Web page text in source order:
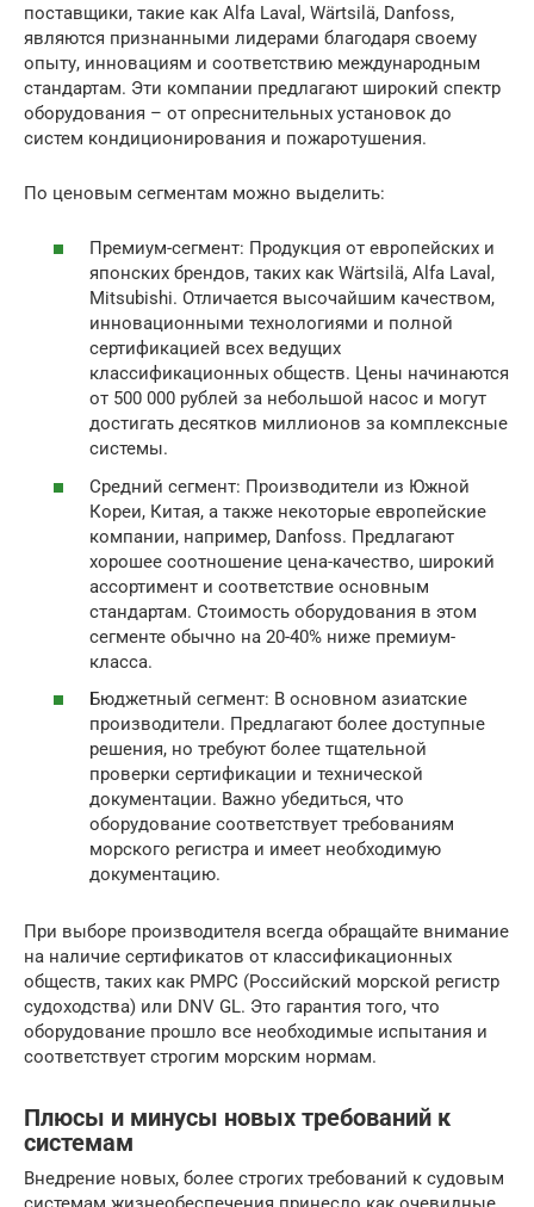
поставщики, такие как Alfa Laval, Wärtsilä, Danfoss,
являются признанными лидерами благодаря своему
опыту, инновациям и соответствию международным
стандартам. Эти компании предлагают широкий спектр
оборудования – от опреснительных установок до
систем кондиционирования и пожаротушения.
По ценовым сегментам можно выделить:
Премиум-сегмент: Продукция от европейских и
японских брендов, таких как Wärtsilä, Alfa Laval,
Mitsubishi. Отличается высочайшим качеством,
инновационными технологиями и полной
сертификацией всех ведущих
классификационных обществ. Цены начинаются
от 500 000 рублей за небольшой насос и могут
достигать десятков миллионов за комплексные
системы.
Средний сегмент: Производители из Южной
Кореи, Китая, а также некоторые европейские
компании, например, Danfoss. Предлагают
хорошее соотношение цена-качество, широкий
ассортимент и соответствие основным
стандартам. Стоимость оборудования в этом
сегменте обычно на 20-40% ниже премиум-
класса.
Бюджетный сегмент: В основном азиатские
производители. Предлагают более доступные
решения, но требуют более тщательной
проверки сертификации и технической
документации. Важно убедиться, что
оборудование соответствует требованиям
морского регистра и имеет необходимую
документацию.
При выборе производителя всегда обращайте внимание
на наличие сертификатов от классификационных
обществ, таких как РМРС (Российский морской регистр
судоходства) или DNV GL. Это гарантия того, что
оборудование прошло все необходимые испытания и
соответствует строгим морским нормам.
Плюсы и минусы новых требований к
системам
Внедрение новых, более строгих требований к судовым